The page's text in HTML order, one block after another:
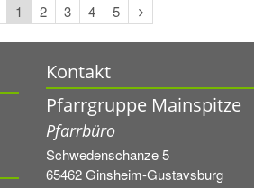
1 2 3 4 5
Nächste
Seite
Kontakt
Pfarrgruppe Mainspitze
Pfarrbüro
Schwedenschanze 5
65462 Ginsheim-Gustavsburg